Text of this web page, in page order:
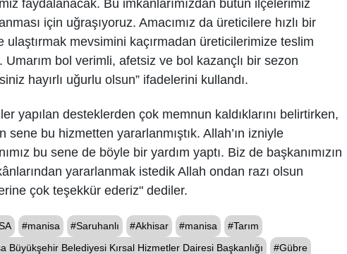
faydalanacak. Bu imkânlarımızdan bütün ilçelerimiz
için uğraşıyoruz. Amacımız da üreticilere hızlı bir
ulaştırmak mevsimini kaçırmadan üreticilerimize teslim
Umarım bol verimli, afetsiz ve bol kazançlı bir sezon
hayırlı uğurlu olsun” ifadelerini kullandı.
yapılan desteklerden çok memnun kaldıklarını belirtirken,
sene bu hizmetten yararlanmıştık. Allah’ın izniyle
bu sene de böyle bir yardım yaptı. Biz de başkanımızın
yararlanmak istedik Allah ondan razı olsun
çok teşekkür ederiz" dediler.
#manisa #Saruhanlı #Akhisar #manisa
#Tarım
Büyükşehir Belediyesi Kırsal Hizmetler Dairesi Başkanlığı
#Gübre